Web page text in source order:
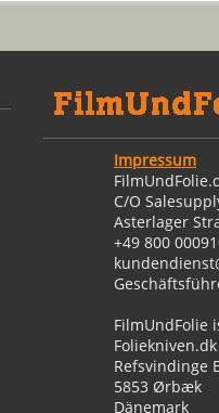
Impressum
C/O
Asterlager
+49 800
FilmUndFolie
Foliekniven.dk
Refsvindinge
5853 Ørbæk
Dänemark